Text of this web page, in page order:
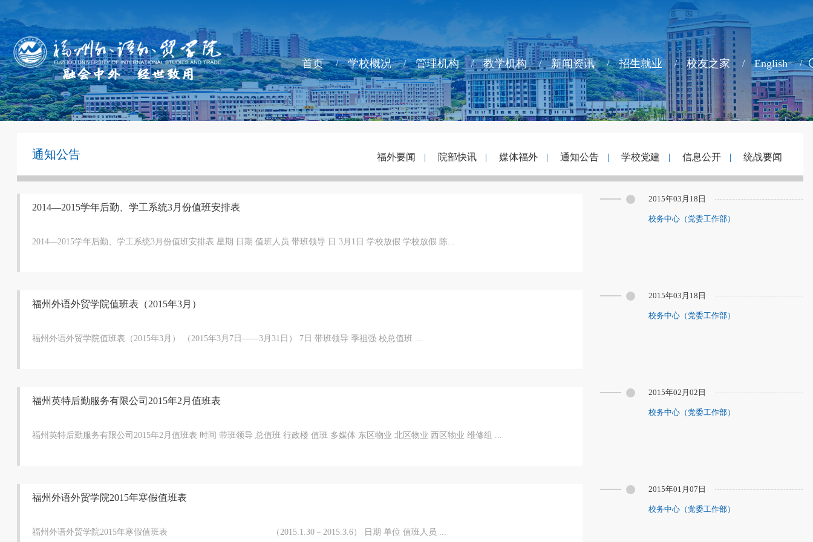
首页 学校概况 管理机构 教学机构 新闻资讯 招生就业 校友之家 English
福外要闻 | 院部快讯 | 媒体福外 | 通知公告 | 学校党建 | 信息公开 | 统战要闻
通知公告
2014—2015学年后勤、学工系统3月份值班安排表
2014—2015学年后勤、学工系统3月份值班安排表 星期 日期 值班人员 带班领导 日 3月1日 学校放假 学校放假 陈...
2015年03月18日
校务中心（党委工作部）
福州外语外贸学院值班表（2015年3月）
福州外语外贸学院值班表（2015年3月） （2015年3月7日——3月31日） 7日 带班领导 季祖强 校总值班 ...
2015年03月18日
校务中心（党委工作部）
福州英特后勤服务有限公司2015年2月值班表
福州英特后勤服务有限公司2015年2月值班表 时间 带班领导 总值班 行政楼 值班 多媒体 东区物业 北区物业 西区物业 维修组 ...
2015年02月02日
校务中心（党委工作部）
福州外语外贸学院2015年寒假值班表
福州外语外贸学院2015年寒假值班表 （2015.1.30－2015.3.6） 日期 单位 值班人员 ...
2015年01月07日
校务中心（党委工作部）